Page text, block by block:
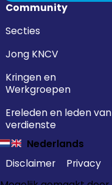
Community
Secties
Jong KNCV
Kringen en
Werkgroepen
Ereleden en leden van
verdienste
Nederlands
Disclaimer
Privacy